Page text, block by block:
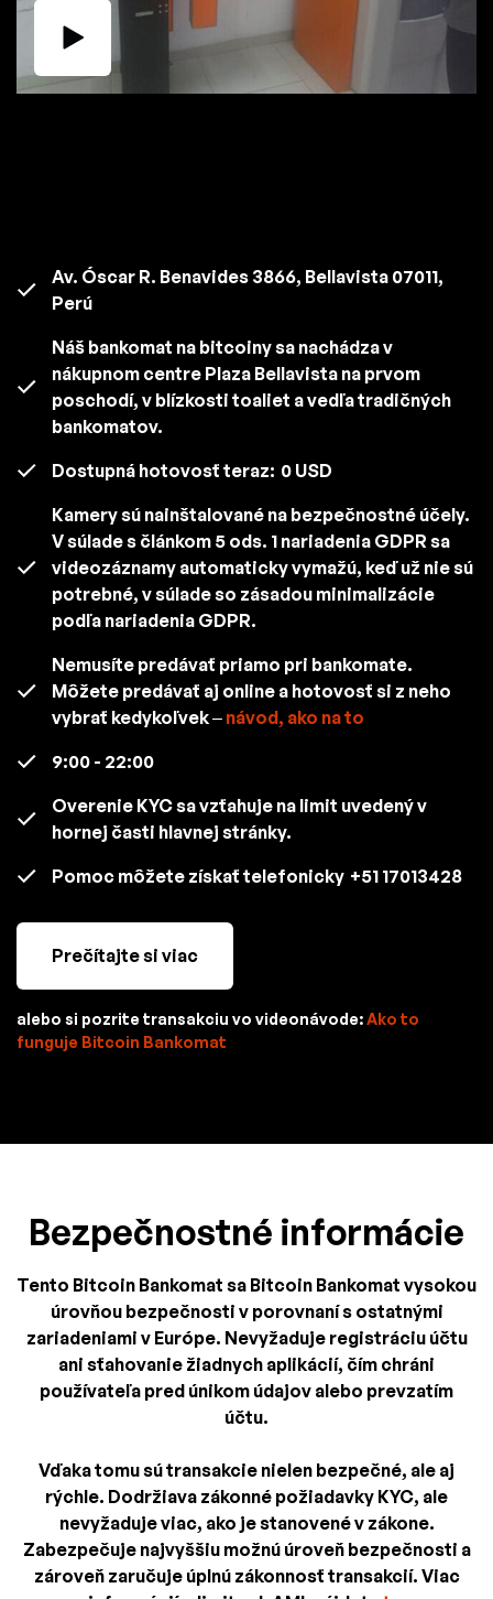
Av. Óscar R. Benavides 3866, Bellavista 07011,
Perú
Náš bankomat na bitcoiny sa nachádza v
nákupnom centre Plaza Bellavista na prvom
poschodí, v blízkosti toaliet a vedľa tradičných
bankomatov.
Dostupná hotovosť teraz: 0 USD
Kamery sú nainštalované na bezpečnostné účely.
V súlade s článkom 5 ods. 1 nariadenia GDPR sa
videozáznamy automaticky vymažú, keď už nie sú
potrebné, v súlade so zásadou minimalizácie
podľa nariadenia GDPR.
Nemusíte predávať priamo pri bankomate.
Môžete predávať aj online a hotovosť si z neho
vybrať kedykoľvek – návod, ako na to
9:00 - 22:00
Overenie KYC sa vzťahuje na limit uvedený v
hornej časti hlavnej stránky.
Pomoc môžete získať telefonicky +51 17013428
Prečítajte si viac
alebo si pozrite transakciu vo videonávode:Ako to
funguje Bitcoin Bankomat
Bezpečnostné informácie
Tento Bitcoin Bankomat sa Bitcoin Bankomat vysokou
úrovňou bezpečnosti v porovnaní s ostatnými
zariadeniami v Európe. Nevyžaduje registráciu účtu
ani sťahovanie žiadnych aplikácií, čím chráni
používateľa pred únikom údajov alebo prevzatím
účtu.
Vďaka tomu sú transakcie nielen bezpečné, ale aj
rýchle. Dodržiava zákonné požiadavky KYC, ale
nevyžaduje viac, ako je stanovené v zákone.
Zabezpečuje najvyššiu možnú úroveň bezpečnosti a
zároveň zaručuje úplnú zákonnosť transakcií. Viac